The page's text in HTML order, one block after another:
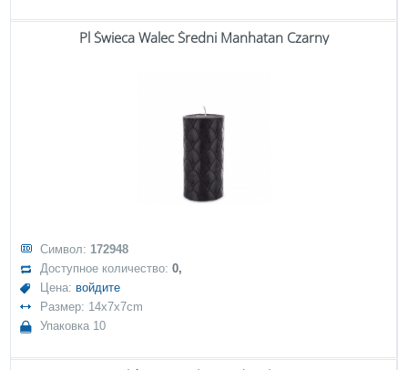
Pl Świeca Walec Średni Manhatan Czarny
Символ: 172948
Доступное количество:0,
Цена: войдите
Размер: 14x7x7cm
Упаковка 10